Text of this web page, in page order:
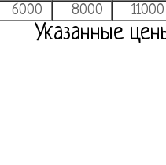
6000
8000 11000
Указанные